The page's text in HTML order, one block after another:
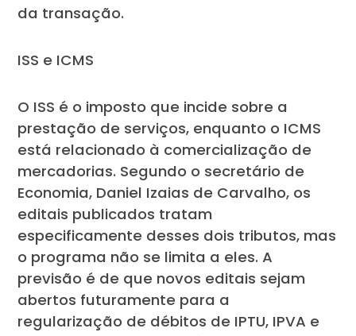
da transação.
ISS e ICMS
O ISS é o imposto que incide sobre a
prestação de serviços, enquanto o ICMS
está relacionado à comercialização de
mercadorias. Segundo o secretário de
Economia, Daniel Izaias de Carvalho, os
editais publicados tratam
especificamente desses dois tributos, mas
o programa não se limita a eles. A
previsão é de que novos editais sejam
abertos futuramente para a
regularização de débitos de IPTU, IPVA e